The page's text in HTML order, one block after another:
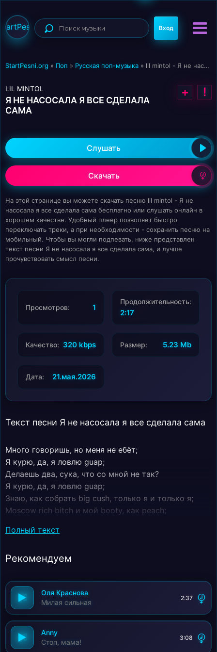
Вход
StartPesni.org » Поп » Русская поп-музыка » lil mintol - Я не насосала я все сделала сама
LIL MINTOL
Я НЕ НАСОСАЛА Я ВСЕ СДЕЛАЛА
САМА
+ !
Слушать
Скачать
На этой странице вы можете скачать песню lil mintol - Я не
насосала я все сделала сама бесплатно или слушать онлайн в
хорошем качестве. Удобный плеер позволяет быстро
переключать треки, а при необходимости - сохранить песню на
мобильный. Чтобы вы могли подпевать, ниже представлен
текст песни Я не насосала я все сделала сама, и лучше
прочувствовать смысл песни.
Просмотров: 1
Продолжительность:
2:17
Качество: 320 kbps Размер: 5.23 Mb
Дата: 21.мая.2026
Текст песни Я не насосала я все сделала сама
Много говоришь, но меня не ебёт;
Я курю, да, я ловлю guap;
Делаешь два, сука, что со мной не так?
Я курю, да, я ловлю guap;
Знаю, как собрать big cush, только я и только я;
Moscow rich bitch и мой booty, как peach;
пиздишь?
Суки знают все секреты - это Totally Spies;
И люди знают, что я босс и мы крутим вчетвером;
Моя работа - деньги, и я делаю fame;
Сука, ты прости, твоя работа Oriflame;
"А, здравствуйте, меня зовут Марина, я из компании
Oriflame;
У нас появились новые косметички цвета фуксия;
Полный текст
Рекомендуем
Оля Краснова
Милая сильная
2:37
Anny
Стоп, мама!
3:08